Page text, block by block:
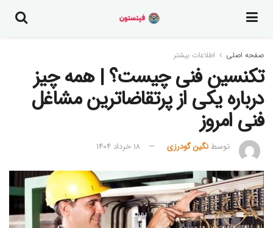
صفحه اصلی اطلاعات بیشتر
تکنسین فنی چیست؟ | همه چیز
درباره یکی از پرتقاضاترین مشاغل
فنی امروز
توسطنگین گودرزی ۱۸ خرداد ۱۴۰۴